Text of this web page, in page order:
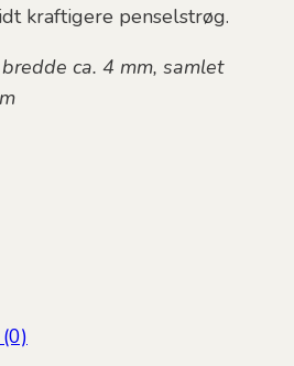
kraftigere penselstrøg.
ca. 4 mm, samlet